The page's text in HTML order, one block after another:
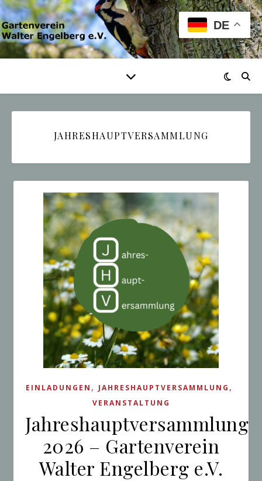
JAHRESHAUPTVERSAMMLUNG
EINLADUNGEN , JAHRESHAUPTVERSAMMLUNG ,
VERANSTALTUNG
Jahreshauptversammlung
2026 – Gartenverein
Walter Engelberg e.V.
DE